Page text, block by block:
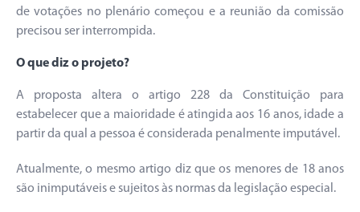
de votações no plenário começou e a reunião da comissão
precisou ser interrompida.
O que diz o projeto?
A proposta altera o artigo 228 da Constituição para
estabelecer que a maioridade é atingida aos 16 anos, idade a
partir da qual a pessoa é considerada penalmente imputável.
Atualmente, o mesmo artigo diz que os menores de 18 anos
são inimputáveis e sujeitos às normas da legislação especial.